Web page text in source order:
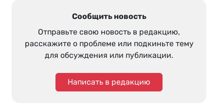
Сообщить новость
Отправьте свою новость в редакцию,
расскажите о проблеме или подкиньте тему
для обсуждения или публикации.
Написать в редакцию